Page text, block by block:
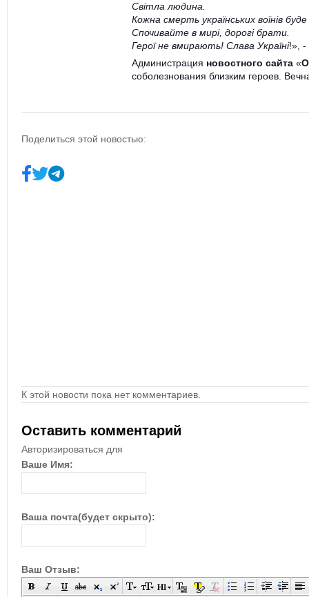
Світла людина.
Кожна смерть українських воїнів
Спочивайте в мирі, дорогі брати.
Герої не вмирають! Слава Україні!», -
Администрация новостного сайта «
соболезнования близким героев.
Поделиться этой новостью:
К этой новости пока нет комментариев.
Оставить комментарий
Авторизироваться для
Ваше Имя:
Ваша почта(будет скрыто):
Ваш Отзыв: